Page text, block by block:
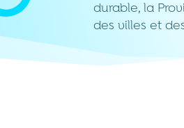
durable, la
des villes et